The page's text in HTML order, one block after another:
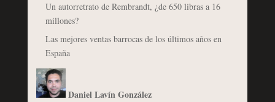
Un autorretrato de Rembrandt, ¿de 650 libras a 16
millones?
Las mejores ventas barrocas de los últimos años en
España
Daniel Lavín González